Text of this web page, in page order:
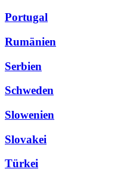
Portugal
Rumänien
Serbien
Schweden
Slowenien
Slovakei
Türkei